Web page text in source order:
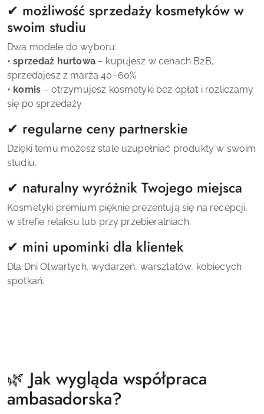
✔ możliwość sprzedaży kosmetyków w
swoim studiu
Dwa modele do wyboru:
• sprzedaż hurtowa– kupujesz w cenach B2B,
sprzedajesz z marżą 40–60%
• komis – otrzymujesz kosmetyki bez opłat i rozliczamy
się po sprzedaży
✔ regularne ceny partnerskie
Dzięki temu możesz stale uzupełniać produkty w swoim
studiu.
✔ naturalny wyróżnik Twojego miejsca
Kosmetyki premium pięknie prezentują się na recepcji,
w strefie relaksu lub przy przebieralniach.
✔ mini upominki dla klientek
Dla Dni Otwartych, wydarzeń, warsztatów, kobiecych
spotkań.
🌿 Jak wygląda współpraca
ambasadorska?